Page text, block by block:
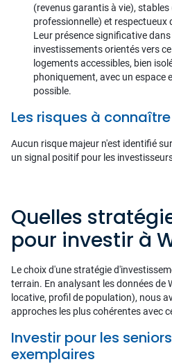
(revenus garantis à vie),
professionnelle) et respectueux
Leur présence significative
investissements orientés vers
logements accessibles, bien
phoniquement, avec un espace
possible.
Les risques à connaître
Aucun risque majeur n'est identifié
un signal positif pour les
Quelles
pour investir à
Le choix d'une stratégie
terrain. En analysant les données de
locative, profil de population), nous
approches les plus cohérentes avec
Investir pour les
exemplaires